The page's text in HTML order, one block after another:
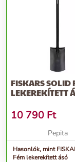
FISKARS SOLID
LEKEREKÍTETT
10 790 Ft
Pepita
Hasonlók, mint
Fém lekerekített ásó